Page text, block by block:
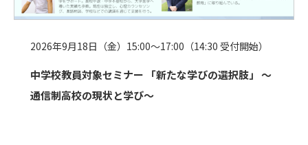
2026年9月18日（金）15:00～17:00（14:30 受付開始）
中学校教員対象セミナー 「新たな学びの選択肢」 ～
通信制高校の現状と学び～